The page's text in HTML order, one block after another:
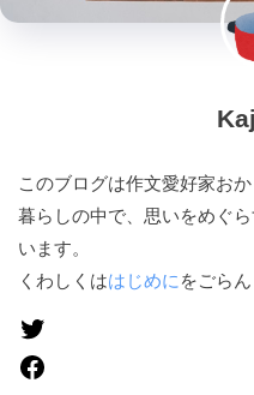
このブログは作文愛好家おか
暮らしの中で、思いをめぐ
います。
くわしくははじめに をごらん